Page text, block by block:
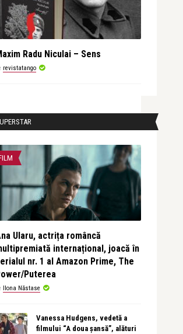
Radu Niculai – Sens
revistatango
Ularu, actrița româncă
internațional, joacă în
nr. 1 al Amazon Prime, The
Puterea
Ilona Năstase
Vanessa Hudgens, vedetă a
filmului “A doua șansă”, alături